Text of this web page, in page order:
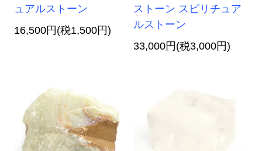
ュアルストーン
16,500円(税1,500円)
ストーン スピリチュア
ルストーン
33,000円(税3,000円)